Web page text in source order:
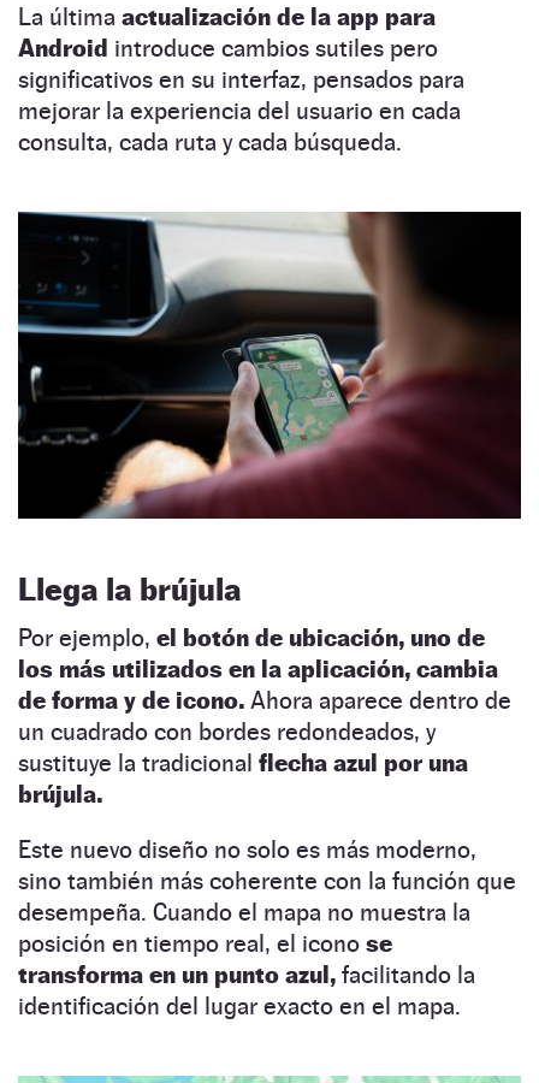
La última actualización de la app para
Android introduce cambios sutiles pero
significativos en su interfaz, pensados para
mejorar la experiencia del usuario en cada
consulta, cada ruta y cada búsqueda.
Llega la brújula
Por ejemplo, el botón de ubicación, uno de
los más utilizados en la aplicación, cambia
de forma y de icono. Ahora aparece dentro de
un cuadrado con bordes redondeados, y
sustituye la tradicional flecha azul por una
brújula.
Este nuevo diseño no solo es más moderno,
sino también más coherente con la función que
desempeña. Cuando el mapa no muestra la
posición en tiempo real, el icono se
transforma en un punto azul, facilitando la
identificación del lugar exacto en el mapa.